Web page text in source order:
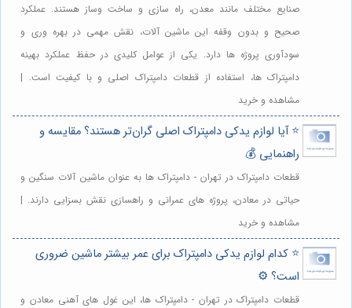
صنایع مختلف مانند معدن، راه سازی و ساخت وساز هستند. عملکرد
صحیح و بدون وقفه این ماشین آلات، نقش مهمی در بهره وری و
سودآوری پروژه ها دارد. یکی از عوامل کلیدی در حفظ عملکرد بهینه
دامپتراک ها، استفاده از قطعات دامپتراک اصلی و با کیفیت است. |
مشاهده و خرید
⭐️ آیا لوازم یدکی دامپتراک اصلی گران‌تر هستند؟ مقایسه و
راهنمایی 💰
قطعات دامپتراک در تهران - دامپتراک ها به عنوان ماشین آلات سنگین و
حیاتی در معادن، پروژه های عمرانی و راهسازی نقش بسزایی دارند. |
مشاهده و خرید
⭐️ کدام لوازم یدکی دامپتراک برای عمر بیشتر ماشین ضروری
است؟ ⚙️
قطعات دامپتراک در تهران - دامپتراک ها، این غول های آهنی معادن و